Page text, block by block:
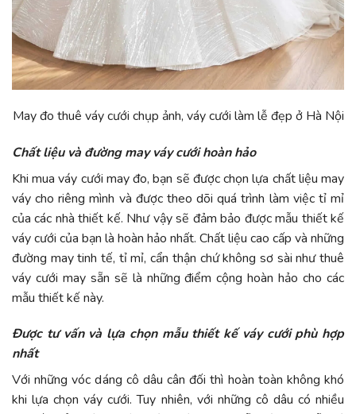
May đo thuê váy cưới chụp ảnh, váy cưới làm lễ đẹp ở Hà Nội
Chất liệu và đường may váy cưới hoàn hảo
Khi mua váy cưới may đo, bạn sẽ được chọn lựa chất liệu may
váy cho riêng mình và được theo dõi quá trình làm việc tỉ mỉ
của các nhà thiết kế. Như vậy sẽ đảm bảo được mẫu thiết kế
váy cưới của bạn là hoàn hảo nhất. Chất liệu cao cấp và những
đường may tinh tế, tỉ mỉ, cẩn thận chứ không sơ sài như thuê
váy cưới may sẵn sẽ là những điểm cộng hoàn hảo cho các
mẫu thiết kế này.
Được tư vấn và lựa chọn mẫu thiết kế váy cưới phù hợp
nhất
Với những vóc dáng cô dâu cân đối thì hoàn toàn không khó
khi lựa chọn váy cưới. Tuy nhiên, với những cô dâu có nhiều